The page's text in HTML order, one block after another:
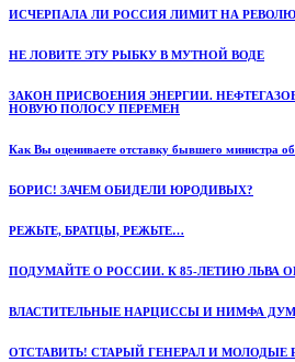
ИСЧЕРПАЛА ЛИ РОССИЯ ЛИМИТ НА
НЕ ЛОВИТЕ ЭТУ РЫБКУ В МУТНОЙ ВОДЕ
ЗАКОН ПРИСВОЕНИЯ ЭНЕРГИИ.
НОВУЮ ПОЛОСУ ПЕРЕМЕН
Как Вы оцениваете отставку бывшего министра
БОРИС! ЗАЧЕМ ОБИДЕЛИ ЮРОДИВЫХ?
РЕЖЬТЕ, БРАТЦЫ, РЕЖЬТЕ…
ПОДУМАЙТЕ О РОССИИ. К 85-ЛЕТИЮ ЛЬВА
ВЛАСТИТЕЛЬНЫЕ НАРЦИССЫ И НИМФА
ОТСТАВИТЬ! СТАРЫЙ ГЕНЕРАЛ И МОЛОДЫЕ